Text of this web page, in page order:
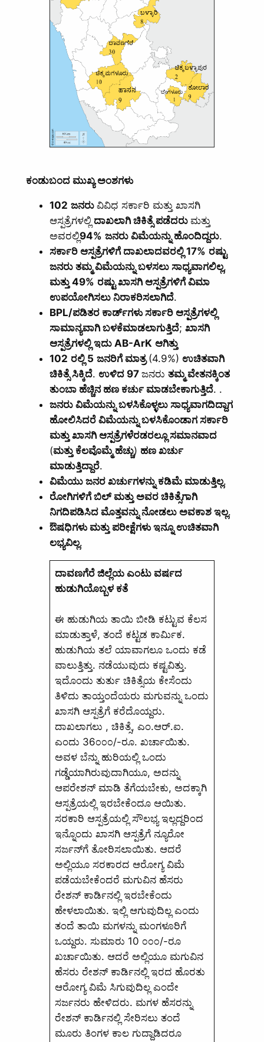
ಕಂಡುಬಂದ ಮುಖ್ಯ ಅಂಶಗಳು
102 ಜನರು ವಿವಿಧ ಸರ್ಕಾರಿ ಮತ್ತು ಖಾಸಗಿ
ಆಸ್ಪತ್ರೆಗಳಲ್ಲಿ ದಾಖಲಾಗಿ ಚಿಕಿತ್ಸೆ ಪಡೆದರು ಮತ್ತು
ಅವರಲ್ಲಿ94% ಜನರು ವಿಮೆಯನ್ನು ಹೊಂದಿದ್ದರು.
ಸರ್ಕಾರಿ ಆಸ್ಪತ್ರೆಗಳಿಗೆ ದಾಖಲಾದವರಲ್ಲಿ 17% ರಷ್ಟು
ಜನರು ತಮ್ಮ ವಿಮೆಯನ್ನು ಬಳಸಲು ಸಾಧ್ಯವಾಗಲಿಲ್ಲ,
ಮತ್ತು 49% ರಷ್ಟು ಖಾಸಗಿ ಆಸ್ಪತ್ರೆಗಳಿಗೆ ವಿಮಾ
ಉಪಯೋಗಿಸಲು ನಿರಾಕರಿಸಲಾಗಿದೆ.
BPL/ಪಡಿತರ ಕಾರ್ಡ್‌ಗಳು ಸರ್ಕಾರಿ ಆಸ್ಪತ್ರೆಗಳಲ್ಲಿ
ಸಾಮಾನ್ಯವಾಗಿ ಬಳಕೆಮಾಡಲಾಗುತ್ತಿದೆ; ಖಾಸಗಿ
ಆಸ್ಪತ್ರೆಗಳಲ್ಲಿ ಇದು AB-ArK ಆಗಿತ್ತು
102 ರಲ್ಲಿ 5 ಜನರಿಗೆ ಮಾತ್ರ(4.9%) ಉಚಿತವಾಗಿ
ಚಿಕಿತ್ಸೆ ಸಿಕ್ಕಿದೆ. ಉಳಿದ 97 ಜನರು ತಮ್ಮ ವೇತನಕ್ಕಿಂತ
ತುಂಬಾ ಹೆಚ್ಚಿನ ಹಣ ಕರ್ಚು ಮಾಡಬೇಕಾಗುತ್ತಿದೆ. .
ಜನರು ವಿಮೆಯನ್ನು ಬಳಸಿಕೊಳ್ಳಲು ಸಾಧ್ಯವಾಗದಿದ್ದಾಗ
ಹೋಲಿಸಿದರೆ ವಿಮೆಯನ್ನು ಬಳಸಿಕೊಂಡಾಗ ಸರ್ಕಾರಿ
ಮತ್ತು ಖಾಸಗಿ ಆಸ್ಪತ್ರೆಗಳೆರಡರಲ್ಲೂ ಸಮಾನವಾದ
(ಮತ್ತು ಕೆಲವೊಮ್ಮೆ ಹೆಚ್ಚು) ಹಣ ಖರ್ಚು
ಮಾಡುತ್ತಿದ್ದಾರೆ.
ವಿಮೆಯು ಜನರ ಖರ್ಚುಗಳನ್ನು ಕಡಿಮೆ ಮಾಡುತ್ತಿಲ್ಲ.
ರೋಗಿಗಳಿಗೆ ಬಿಲ್ ಮತ್ತು ಅವರ ಚಿಕಿತ್ಸೆಗಾಗಿ
ನಿಗದಿಪಡಿಸಿದ ಮೊತ್ತವನ್ನು ನೋಡಲು ಅವಕಾಶ ಇಲ್ಲ.
ಔಷಧಿಗಳು ಮತ್ತು ಪರೀಕ್ಷೆಗಳು ಇನ್ನೂ ಉಚಿತವಾಗಿ
ಲಭ್ಯವಿಲ್ಲ.
ದಾವಣಗೆರೆ ಜಿಲ್ಲೆಯ ಎಂಟು ವರ್ಷದ
ಹುಡುಗಿಯೊಬ್ಬಳ ಕತೆ
ಈ ಹುಡುಗಿಯ ತಾಯಿ ಬೀಡಿ ಕಟ್ಟುವ ಕೆಲಸ
ಮಾಡುತ್ತಾಳೆ, ತಂದೆ ಕಟ್ಟಡ ಕಾರ್ಮಿಕ.
ಹುಡುಗಿಯ ತಲೆ ಯಾವಾಗಲೂ ಒಂದು ಕಡೆ
ವಾಲುತ್ತಿತ್ತು. ನಡೆಯುವುದು ಕಷ್ಟವಿತ್ತು.
ಇದೊಂದು ತುರ್ತು ಚಿಕಿತ್ಸೆಯ ಕೇಸೆಂದು
ತಿಳಿದು ತಾಯ್ತಂದೆಯರು ಮಗುವನ್ನು ಒಂದು
ಖಾಸಗಿ ಆಸ್ಪತ್ರೆಗೆ ಕರೆದೊಯ್ದರು.
ದಾಖಲಾಗಲು , ಚಿಕಿತ್ಸೆ, ಎಂ.ಆರ್.ಐ.
ಎಂದು 36೦೦೦/-ರೂ. ಖರ್ಚಾಯಿತು.
ಅವಳ ಬೆನ್ನು ಹುರಿಯಲ್ಲಿ ಒಂದು
ಗಡ್ಡೆಯಾಗಿರುವುದಾಗಿಯೂ, ಅದನ್ನು
ಆಪರೇಶನ್‌ ಮಾಡಿ ತೆಗೆಯಬೇಕು, ಅದಕ್ಕಾಗಿ
ಆಸ್ಪತ್ರೆಯಲ್ಲಿ ಇರಬೇಕೆಂದೂ ಆಯಿತು.
ಸರಕಾರಿ ಆಸ್ಪತ್ರೆಯಲ್ಲಿ ಸೌಲಭ್ಯ ಇಲ್ಲದ್ದರಿಂದ
ಇನ್ನೊಂದು ಖಾಸಗಿ ಆಸ್ಪತ್ರೆಗೆ ನ್ಯೂರೋ
ಸರ್ಜನ್‌ಗೆ ತೋರಿಸಲಾಯಿತು. ಆದರೆ
ಅಲ್ಲಿಯೂ ಸರಕಾರದ ಆರೋಗ್ಯ ವಿಮೆ
ಪಡೆಯಬೇಕೆಂದರೆ ಮಗುವಿನ ಹೆಸರು
ರೇಶನ್‌ ಕಾರ್ಡಿನಲ್ಲಿ ಇರಬೇಕೆಂದು
ಹೇಳಲಾಯಿತು. ಇಲ್ಲಿ ಆಗುವುದಿಲ್ಲ ಎಂದು
ತಂದೆ ತಾಯಿ ಮಗಳನ್ನು ಮಂಗಳೂರಿಗೆ
ಒಯ್ದರು. ಸುಮಾರು 10 ೦೦೦/-ರೂ
ಖರ್ಚಾಯಿತು. ಆದರೆ ಅಲ್ಲಿಯೂ ಮಗುವಿನ
ಹೆಸರು ರೇಶನ್‌ ಕಾರ್ಡಿನಲ್ಲಿ ಇರದ ಹೊರತು
ಆರೋಗ್ಯ ವಿಮೆ ಸಿಗುವುದಿಲ್ಲ ಎಂದೇ
ಸರ್ಜನರು ಹೇಳಿದರು. ಮಗಳ ಹೆಸರನ್ನು
ರೇಶನ್‌ ಕಾರ್ಡಿನಲ್ಲಿ ಸೇರಿಸಲು ತಂದೆ
ಮೂರು ತಿಂಗಳ ಕಾಲ ಗುದ್ದಾಡಿದರೂ